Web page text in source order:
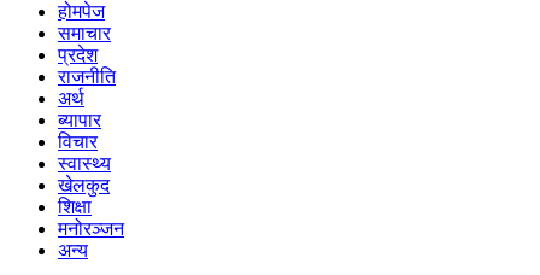
होमपेज
समाचार
प्रदेश
राजनीति
अर्थ
ब्यापार
विचार
स्वास्थ्य
खेलकुद
शिक्षा
मनोरञ्जन
अन्य